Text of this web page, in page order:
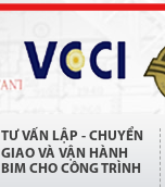
TƯ VẤN LẬP - CHUYỂN
GIAO VÀ VẬN HÀNH
BIM CHO CÔNG TRÌNH